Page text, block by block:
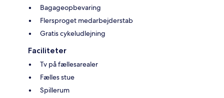
Bagageopbevaring
Flersproget medarbejderstab
Gratis cykeludlejning
Faciliteter
Tv på fællesarealer
Fælles stue
Spillerum